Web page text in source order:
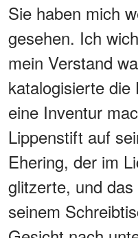
Sie haben mich
gesehen. Ich
mein Verstand
katalogisierte die
eine Inventur
Lippenstift auf
Ehering, der im
glitzerte, und
seinem